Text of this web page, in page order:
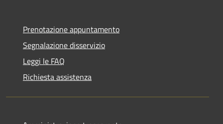
Prenotazione appuntamento
Segnalazione disservizio
Leggi le FAQ
Richiesta assistenza